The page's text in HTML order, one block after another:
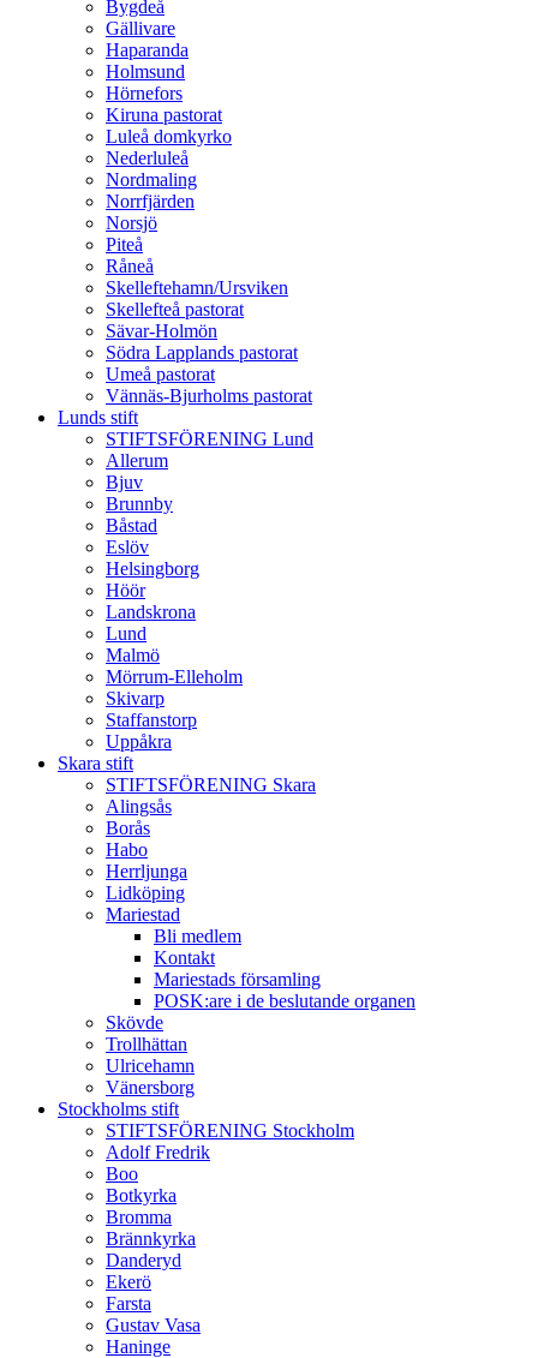
Bygdeå
Gällivare
Haparanda
Holmsund
Hörnefors
Kiruna pastorat
Luleå domkyrko
Nederluleå
Nordmaling
Norrfjärden
Norsjö
Piteå
Råneå
Skelleftehamn/Ursviken
Skellefteå pastorat
Sävar-Holmön
Södra Lapplands pastorat
Umeå pastorat
Vännäs-Bjurholms pastorat
Lunds stift
STIFTSFÖRENING Lund
Allerum
Bjuv
Brunnby
Båstad
Eslöv
Helsingborg
Höör
Landskrona
Lund
Malmö
Mörrum-Elleholm
Skivarp
Staffanstorp
Uppåkra
Skara stift
STIFTSFÖRENING Skara
Alingsås
Borås
Habo
Herrljunga
Lidköping
Mariestad
Bli medlem
Kontakt
Mariestads församling
POSK:are i de beslutande organen
Skövde
Trollhättan
Ulricehamn
Vänersborg
Stockholms stift
STIFTSFÖRENING Stockholm
Adolf Fredrik
Boo
Botkyrka
Bromma
Brännkyrka
Danderyd
Ekerö
Farsta
Gustav Vasa
Haninge